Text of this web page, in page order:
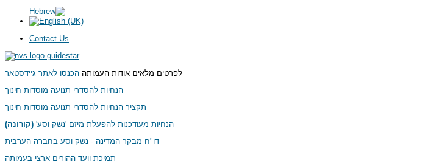
Contact Us
לפרטים מלאים אודות העמותה הכנסו לאתר גיידסטאר
הנחיות להסדרי תנועה מוסדות חינוך
תקציר הנחיות להסדרי תנועה מוסדות חינוך
הנחיות מעודכנות להפעלת מיזם 'נשק וסע' (קורונה)
דו"ח מבקר המדינה - נשק וסע בחברה הערבית
תמיכת וועד ההורים ארצי בעמותה